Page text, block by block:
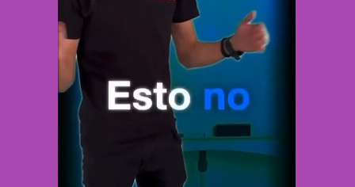
Vive USA
Clase
De 10 sports
DeDinero
Confabulario